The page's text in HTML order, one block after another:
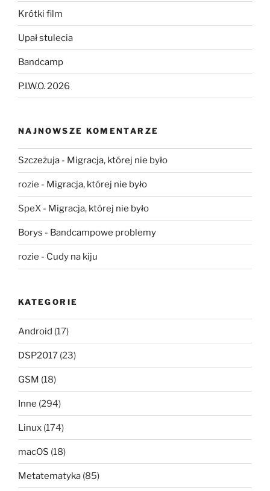
Krótki film
Upał stulecia
Bandcamp
P.I.W.O. 2026
NAJNOWSZE KOMENTARZE
Szczeżuja - Migracja, której nie było
rozie - Migracja, której nie było
SpeX - Migracja, której nie było
Borys - Bandcampowe problemy
rozie - Cudy na kiju
KATEGORIE
Android (17)
DSP2017 (23)
GSM (18)
Inne (294)
Linux (174)
macOS (18)
Metatematyka (85)